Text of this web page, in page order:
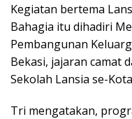
Kegiatan bertema
Bahagia itu dihadiri
Pembangunan
Bekasi, jajaran camat
Sekolah Lansia se-
Tri mengatakan,